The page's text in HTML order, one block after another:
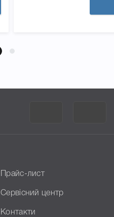
Прайс-лист
Сервісний центр
Контакти